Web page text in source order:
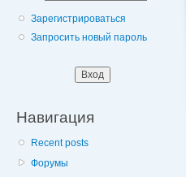
Зарегистрироваться
Запросить новый пароль
Навигация
Recent posts
Форумы